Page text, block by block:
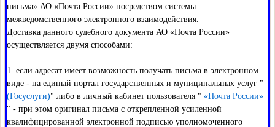
письма» АО «Почта России» посредством системы
межведомственного электронного взаимодействия.
Доставка данного судебного документа АО «Почта России»
осуществляется двумя способами:
1. если адресат имеет возможность получать письма в электронном
виде - на единый портал государственных и муниципальных услуг "
(Госуслуги)" либо в личный кабинет пользователя " «Почта России»
" - при этом оригинал письма с открепленной усиленной
квалифицированной электронной подписью уполномоченного